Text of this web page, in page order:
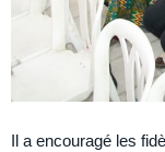
Il a encouragé les